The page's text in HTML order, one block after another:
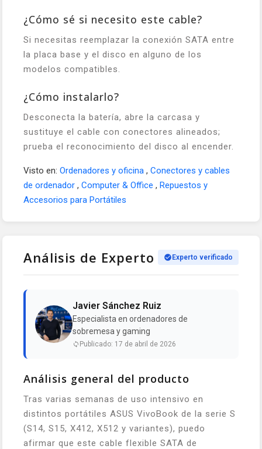
¿Cómo sé si necesito este cable?
Si necesitas reemplazar la conexión SATA entre
la placa base y el disco en alguno de los
modelos compatibles.
¿Cómo instalarlo?
Desconecta la batería, abre la carcasa y
sustituye el cable con conectores alineados;
prueba el reconocimiento del disco al encender.
Visto en: Ordenadores y oficina , Conectores y cables
de ordenador , Computer & Office , Repuestos y
Accesorios para Portátiles
Análisis de Experto Experto verificado
Javier Sánchez Ruiz
Especialista en ordenadores de
sobremesa y gaming
Publicado: 17 de abril de 2026
Análisis general del producto
Tras varias semanas de uso intensivo en
distintos portátiles ASUS VivoBook de la serie S
(S14, S15, X412, X512 y variantes), puedo
afirmar que este cable flexible SATA de